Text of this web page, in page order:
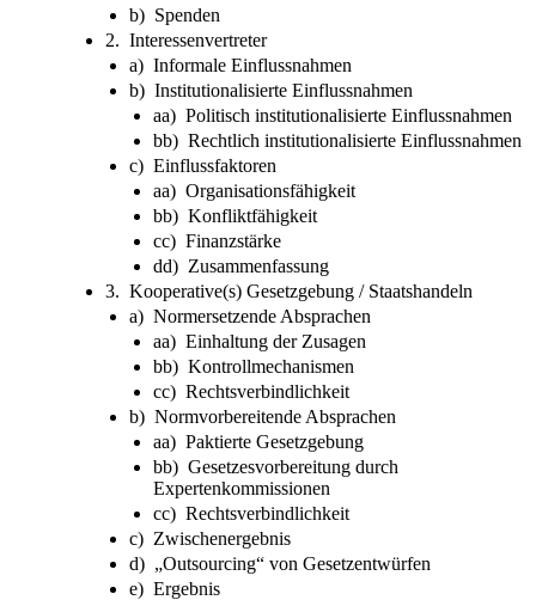
b) Spenden
2. Interessenvertreter
a) Informale Einflussnahmen
b) Institutionalisierte Einflussnahmen
aa) Politisch institutionalisierte Einflussnahmen
bb) Rechtlich institutionalisierte Einflussnahmen
c) Einflussfaktoren
aa) Organisationsfähigkeit
bb) Konfliktfähigkeit
cc) Finanzstärke
dd) Zusammenfassung
3. Kooperative(s) Gesetzgebung / Staatshandeln
a) Normersetzende Absprachen
aa) Einhaltung der Zusagen
bb) Kontrollmechanismen
cc) Rechtsverbindlichkeit
b) Normvorbereitende Absprachen
aa) Paktierte Gesetzgebung
bb) Gesetzesvorbereitung durch
Expertenkommissionen
cc) Rechtsverbindlichkeit
c) Zwischenergebnis
d) „Outsourcing“ von Gesetzentwürfen
e) Ergebnis